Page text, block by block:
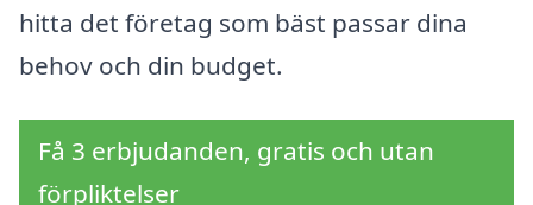
hitta det företag som bäst passar dina
behov och din budget.
Få 3 erbjudanden, gratis och utan
förpliktelser